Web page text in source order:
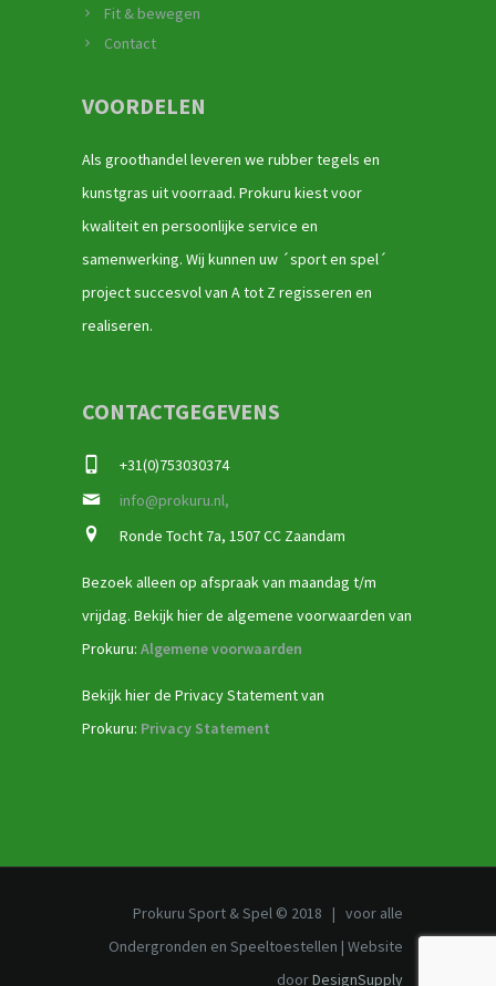
Fit & bewegen
Contact
VOORDELEN
Als groothandel leveren we rubber tegels en
kunstgras uit voorraad. Prokuru kiest voor
kwaliteit en persoonlijke service en
samenwerking. Wij kunnen uw ´sport en spel´
project succesvol van A tot Z regisseren en
realiseren.
CONTACTGEGEVENS
+31(0)753030374
info@prokuru.nl,
Ronde Tocht 7a, 1507 CC Zaandam
Bezoek alleen op afspraak van maandag t/m
vrijdag. Bekijk hier de algemene voorwaarden van
Prokuru: Algemene voorwaarden
Bekijk hier de Privacy Statement van
Prokuru: Privacy Statement
Prokuru Sport & Spel © 2018 | voor alle
Ondergronden en Speeltoestellen | Website
doorDesignSupply